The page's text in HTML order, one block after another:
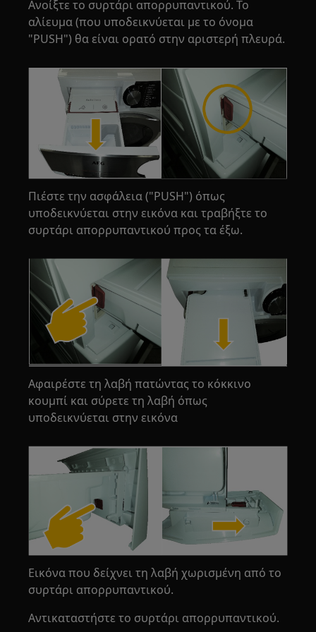
Ανοίξτε το συρτάρι απορρυπαντικού. Το
αλίευμα (που υποδεικνύεται με το όνομα
"PUSH") θα είναι ορατό στην αριστερή πλευρά.
Πιέστε την ασφάλεια ("PUSH") όπως
υποδεικνύεται στην εικόνα και τραβήξτε το
συρτάρι απορρυπαντικού προς τα έξω.
Αφαιρέστε τη λαβή πατώντας το κόκκινο
κουμπί και σύρετε τη λαβή όπως
υποδεικνύεται στην εικόνα
Εικόνα που δείχνει τη λαβή χωρισμένη από το
συρτάρι απορρυπαντικού.
Αντικαταστήστε το συρτάρι απορρυπαντικού.